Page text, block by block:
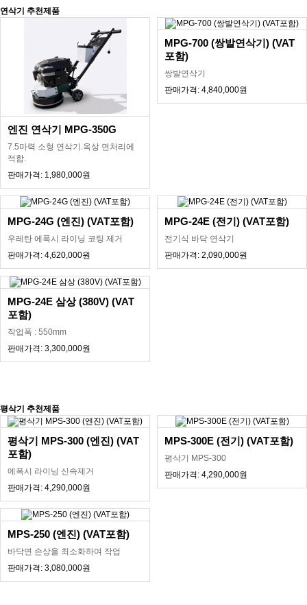
연삭기 추천제품
엔진 연삭기 MPG-350G
7.5마력 소형 연삭기.옥상 면처리에
적합.
판매가격: 1,980,000원
MPG-700 (쌍발연삭기) (VAT
포함)
쌍발연삭기
판매가격: 4,840,000원
MPG-24G (엔진) (VAT포함)
우레탄 에폭시 라이닝 코팅 제거
판매가격: 4,620,000원
MPG-24E (전기) (VAT포함)
전기식 바닥 연삭기
판매가격: 2,090,000원
MPG-24E 삼상 (380V) (VAT
포함)
작업폭 : 550mm
판매가격: 3,300,000원
평삭기 추천제품
평삭기 MPS-300 (엔진) (VAT
포함)
에폭시 라이닝 신속제거
판매가격: 4,290,000원
MPS-300E (전기) (VAT포함)
평삭기 MPS-300
판매가격: 4,290,000원
MPS-250 (엔진) (VAT포함)
바닥면 손상을 최소화하여 작업
판매가격: 3,080,000원